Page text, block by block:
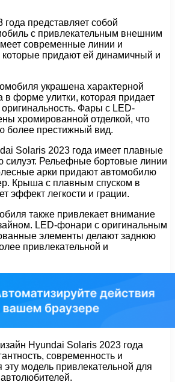
представляет собой
с привлекательным внешним
современные линии и
придают ей динамичный и
украшена характерной
в форме улитки, которая придает
Фары с LED-
хромированной отделкой, что
более престижный вид.
Solaris 2023 года имеет плавные
силуэт. Рельефные бортовые линии
арки придают автомобилю
Крыша с плавным спуском в
эффект легкости и грации.
также привлекает внимание
LED-фонари с оригинальным
элементы делают заднюю
привлекательной и
Hyundai Solaris 2023 года
современность и
эту модель привлекательной для